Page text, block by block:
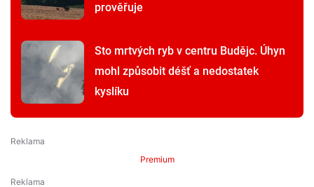
prověřuje
Sto mrtvých ryb v centru Budějc. Úhyn
mohl způsobit déšť a nedostatek
kyslíku
Premium